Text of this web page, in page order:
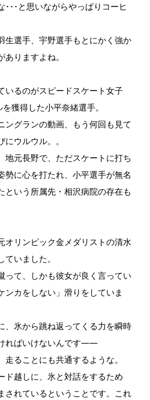
･･･と思いながらやっぱりコーヒ
生選手、宇野選手もとにかく強か
りますよね。
いるのがスピードスケート女子
獲得した小平奈緒選手。
ングランの動画、もう何回も見て
ウルウル。。
地元長野で、ただスケートに打ち
勢に心を打たれ、小平選手が無名
という所属先・相沢病院の存在も
オリンピック金メダリストの清水
いました。
て、しかも彼女が良く言ってい
ンカをしない」滑りをしていま
、氷から跳ね返ってくる力を瞬時
ればいけないんです――
ることにも共通するような。
ド越しに、氷と対話をするため
されているということです。これ